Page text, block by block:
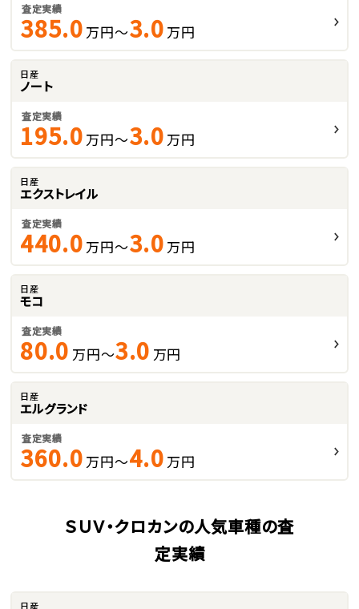
査定実績
385.0 万円～3.0 万円
日産
ノート
査定実績
195.0 万円～3.0 万円
日産
エクストレイル
査定実績
440.0 万円～3.0 万円
日産
モコ
査定実績
80.0 万円～3.0 万円
日産
エルグランド
査定実績
360.0 万円～4.0 万円
ＳＵＶ・クロカンの人気車種の査
定実績
日産